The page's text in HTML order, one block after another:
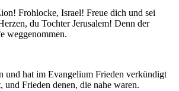
Frohlocke, Israel! Freue dich und sei
du Tochter Jerusalem! Denn der
weggenommen.
und hat im Evangelium Frieden verkündigt
und Frieden denen, die nahe waren.